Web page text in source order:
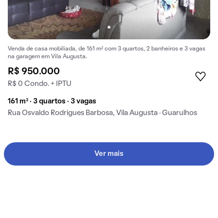
Venda de casa mobiliada, de 161 m² com 3 quartos, 2 banheiros e 3 vagas
na garagem em Vila Augusta.
R$ 950.000
R$ 0 Condo. + IPTU
161 m² · 3 quartos · 3 vagas
Rua Osvaldo Rodrigues Barbosa, Vila Augusta · Guarulhos
Ver mais